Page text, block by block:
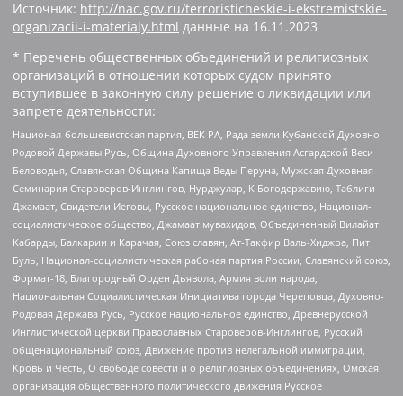
Источник: http://nac.gov.ru/terroristicheskie-i-ekstremistskie-
organizacii-i-materialy.html данные на 16.11.2023
* Перечень общественных объединений и религиозных
организаций в отношении которых судом принято
вступившее в законную силу решение о ликвидации или
запрете деятельности:
Национал-большевистская партия, ВЕК РА, Рада земли Кубанской Духовно
Родовой Державы Русь, Община Духовного Управления Асгардской Веси
Беловодья, Славянская Община Капища Веды Перуна, Мужская Духовная
Семинария Староверов-Инглингов, Нурджулар, К Богодержавию, Таблиги
Джамаат, Свидетели Иеговы, Русское национальное единство, Национал-
социалистическое общество, Джамаат мувахидов, Объединенный Вилайат
Кабарды, Балкарии и Карачая, Союз славян, Ат-Такфир Валь-Хиджра, Пит
Буль, Национал-социалистическая рабочая партия России, Славянский союз,
Формат-18, Благородный Орден Дьявола, Армия воли народа,
Национальная Социалистическая Инициатива города Череповца, Духовно-
Родовая Держава Русь, Русское национальное единство, Древнерусской
Инглистической церкви Православных Староверов-Инглингов, Русский
общенациональный союз, Движение против нелегальной иммиграции,
Кровь и Честь, О свободе совести и о религиозных объединениях, Омская
организация общественного политического движения Русское